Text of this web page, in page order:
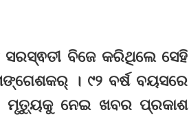
ବିଜେ କରିଥିଲେ ସେହି
। ୯୨ ବର୍ଷ ବୟସରେ
ମୃତ୍ୟୁକୁ ନେଇ ଖବର ପ୍ରକାଶ